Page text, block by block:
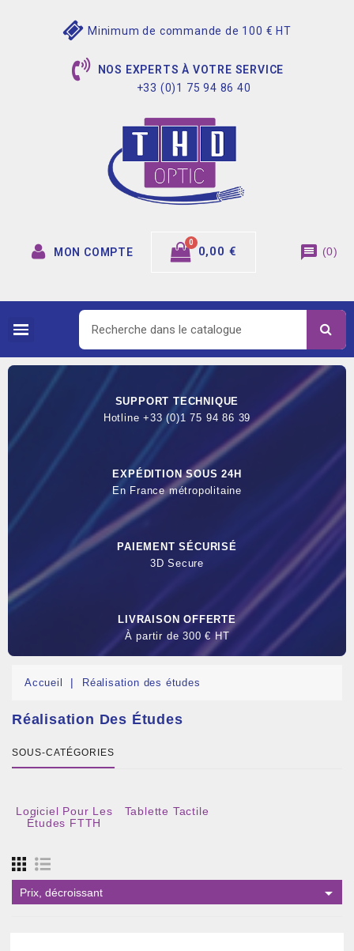
Minimum de commande de 100 € HT
NOS EXPERTS À VOTRE SERVICE
+33 (0)1 75 94 86 40
MON COMPTE 0,00 € message (0)
SUPPORT TECHNIQUE
Hotline +33 (0)1 75 94 86 39
EXPÉDITION SOUS 24H
En France métropolitaine
PAIEMENT SÉCURISÉ
3D Secure
LIVRAISON OFFERTE
À partir de 300 € HT
Accueil Réalisation des études
Réalisation Des Études
SOUS-CATÉGORIES
Logiciel Pour Les
Études FTTH
Tablette Tactile
Prix, décroissant 